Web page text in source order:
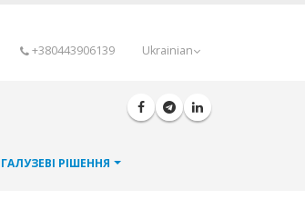
Ukrainian
+380443906139
ГАЛУЗЕВІ РІШЕННЯ